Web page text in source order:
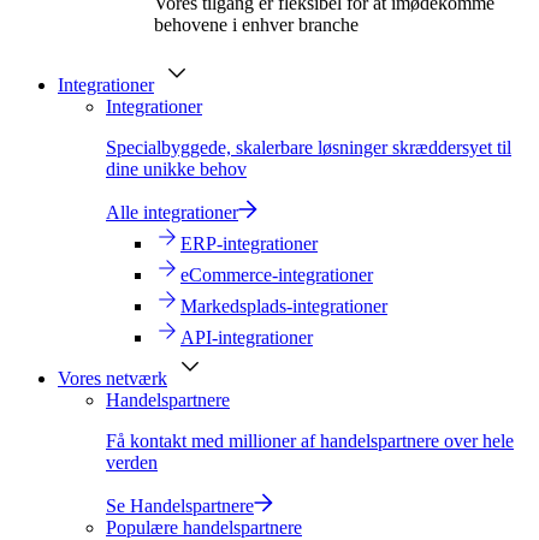
behovene i enhver branche
Integrationer
Integrationer
Specialbyggede, skalerbare løsninger skræddersyet til
dine unikke behov
Alle integrationer
ERP-integrationer
eCommerce-integrationer
Markedsplads-integrationer
API-integrationer
Vores netværk
Handelspartnere
Få kontakt med millioner af handelspartnere over hele
verden
Se Handelspartnere
Populære handelspartnere